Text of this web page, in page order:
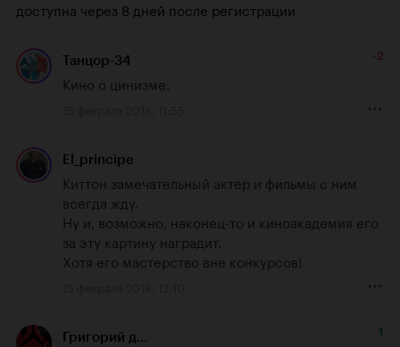
доступна через 8 дней после регистрации
Танцор-34 -2
Кино о цинизме.
El_principe
Киттон замечательный актер и фильмы с ним
всегда жду.
Ну и, возможно, наконец-то и киноакадемия его
за эту картину наградит.
Хотя его мастерство вне конкурсов!
Григорий д... 1